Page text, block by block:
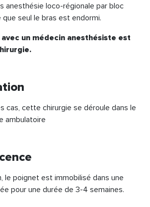
anesthésie loco-régionale par bloc
que seul le bras est endormi.
un médecin anesthésiste est
cas, cette chirurgie se déroule dans le
ambulatoire
le poignet est immobilisé dans une
pour une durée de 3-4 semaines.